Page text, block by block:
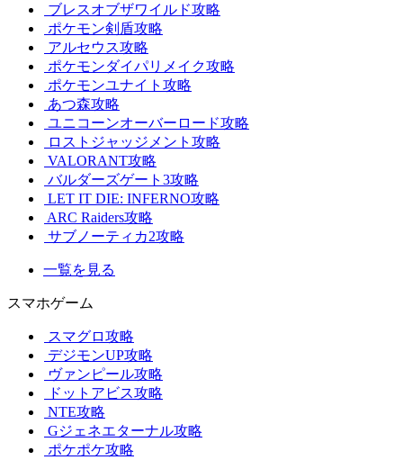
ブレスオブザワイルド攻略
ポケモン剣盾攻略
アルセウス攻略
ポケモンダイパリメイク攻略
ポケモンユナイト攻略
あつ森攻略
ユニコーンオーバーロード攻略
ロストジャッジメント攻略
VALORANT攻略
バルダーズゲート3攻略
LET IT DIE: INFERNO攻略
ARC Raiders攻略
サブノーティカ2攻略
一覧を見る
スマホゲーム
スマグロ攻略
デジモンUP攻略
ヴァンピール攻略
ドットアビス攻略
NTE攻略
Gジェネエターナル攻略
ポケポケ攻略